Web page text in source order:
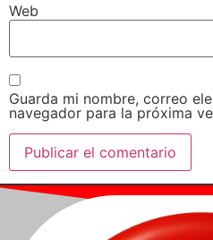
Web
Guarda mi nombre, correo
navegador para la próxima